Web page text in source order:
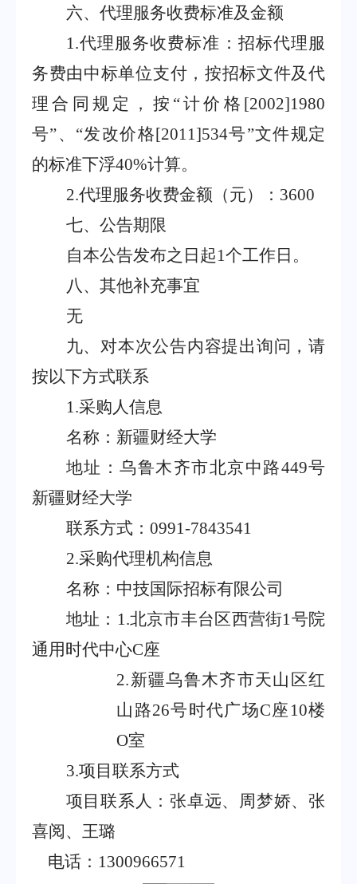
六、代理服务收费标准及金额
1.代理服务收费标准：招标代理服
务费由中标单位支付，按招标文件及代
理合同规定，按“计价格 [2002]1980
号”、“发改价格[2011]534号”文件规定
的标准下浮40%计算。
2.代理服务收费金额（元）： 3600
七、公告期限
自本公告发布之日起1个工作日。
八、其他补充事宜
无
九、对本次公告内容提出询问，请
按以下方式联系
1.采购人信息
名称：新疆财经大学
地址：乌鲁木齐市北京中路449号
新疆财经大学
联系方式： 0991-7843541
2.采购代理机构信息
名称：中技国际招标有限公司
地址： 1.北京市丰台区西营街1号院
通用时代中心C座
2.新疆乌鲁木齐市天山区红
山路26号时代广场C座 10楼
O室
3.项目联系方式
项目联系人：张卓远、周梦娇、张
喜阅、王璐
电话： 1300966571